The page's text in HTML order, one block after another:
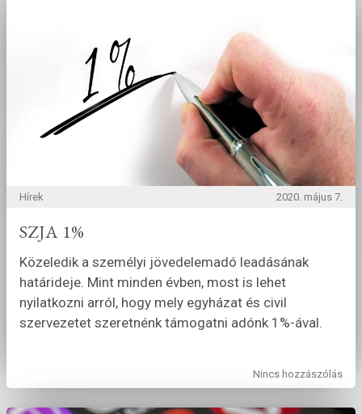
Hírek 2020. május 7.
SZJA 1%
Közeledik a személyi jövedelemadó leadásának
határideje. Mint minden évben, most is lehet
nyilatkozni arról, hogy mely egyházat és civil
szervezetet szeretnénk támogatni adónk 1%-ával.
Nincs hozzászólás